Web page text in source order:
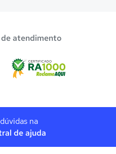
atendimento
na
de ajuda